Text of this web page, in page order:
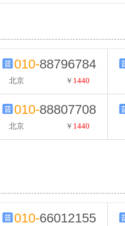
010-88796784
北京 ￥ 1440
010-88807708
北京 ￥ 1440
010-66012155